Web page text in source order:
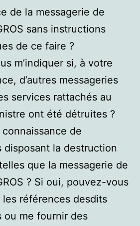
de la messagerie de
sans instructions
de ce faire ?
m’indiquer si, à votre
d’autres messageries
services rattachés au
ont été détruites ?
de
disposant la destruction
que la messagerie de
? Si oui, pouvez-vous
les références desdits
ou me fournir des